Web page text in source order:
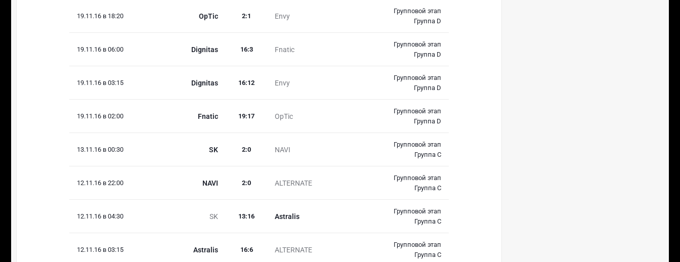
19.11.16 в 18:20 OpTic Envy
2:1
Групповой этап
Группа D
19.11.16 в 06:00 Dignitas Fnatic
16:3
Групповой этап
Группа D
19.11.16 в 03:15 Dignitas Envy
16:12
Групповой этап
Группа D
19.11.16 в 02:00 Fnatic OpTic
19:17
Групповой этап
Группа D
13.11.16 в 00:30 SK NAVI
2:0
Групповой этап
Группа С
12.11.16 в 22:00 NAVI ALTERNATE
2:0
Групповой этап
Группа С
12.11.16 в 04:30 SK Astralis
13:16
Групповой этап
Группа С
12.11.16 в 03:15 Astralis ALTERNATE
16:6
Групповой этап
Группа С